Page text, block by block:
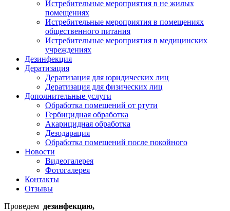
Истребительные мероприятия в не жилых
помещениях
Истребительные мероприятия в помещениях
общественного питания
Истребительные мероприятия в медицинских
учреждениях
Дезинфекция
Дератизация
Дератизация для юридических лиц
Дератизация для физических лиц
Дополнительные услуги
Обработка помещений от ртути
Гербицидная обработка
Акарицидная обработка
Дезодарация
Обработка помещений после покойного
Новости
Видеогалерея
Фотогалерея
Контакты
Отзывы
Проведем дезинфекцию,